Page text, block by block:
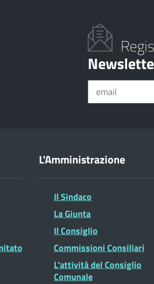
L'Amministrazione
Il Sindaco
La Giunta
Il Consiglio
Commissioni Consiliari
L'attività del Consiglio
Comunale